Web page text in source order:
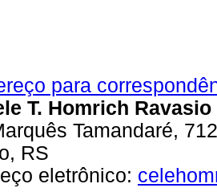
para
T. Homrich Ravasio
Tamandaré,
RS
eletrônico: